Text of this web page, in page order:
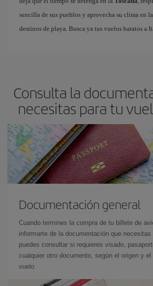
sencilla de sus pueblos y aprovecha su clima en
destinos de playa. Busca ya tus vuelos baratos a
Consulta la
necesitas para tu
Documentación general
Cuando termines la compra de tu billete de
informarte de la documentación que necesitas
puedes consultar si requieres visado,
cualquier otro documento, según el origen y
vuelo.